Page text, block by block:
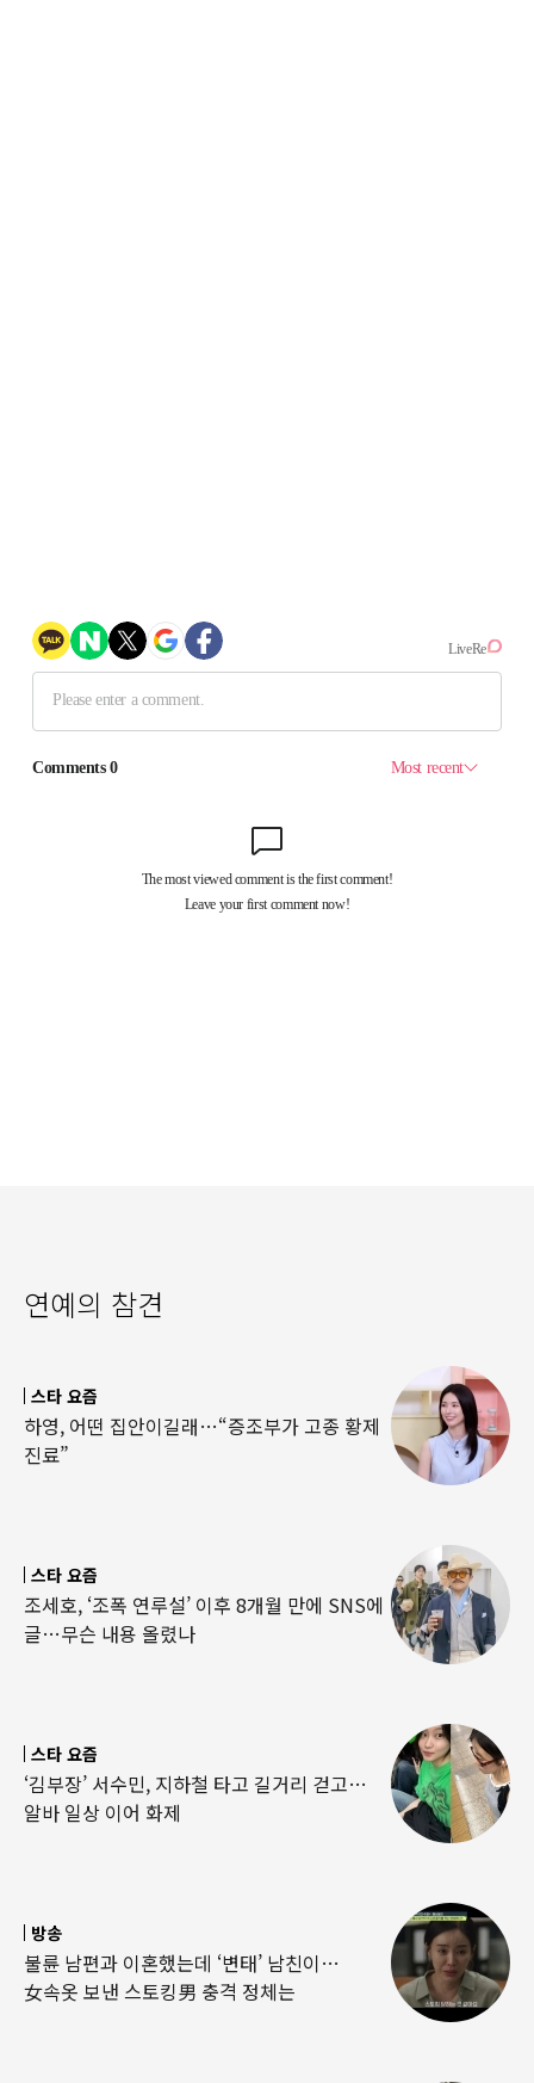
연예의 참견
스타 요즘
하영, 어떤 집안이길래…“증조부가 고종 황제
진료”
스타 요즘
조세호, ‘조폭 연루설’ 이후 8개월 만에 SNS에
글…무슨 내용 올렸나
스타 요즘
‘김부장’ 서수민, 지하철 타고 길거리 걷고…
알바 일상 이어 화제
방송
불륜 남편과 이혼했는데 ‘변태’ 남친이…
女속옷 보낸 스토킹男 충격 정체는